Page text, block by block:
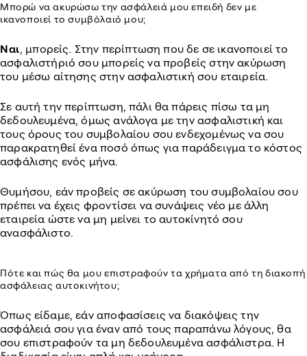
Μπορώ να ακυρώσω την ασφάλειά μου επειδή δεν με
ικανοποιεί το συμβόλαιό μου;
Ναι, μπορείς. Στην περίπτωση που δε σε ικανοποιεί το
ασφαλιστήριό σου μπορείς να προβείς στην ακύρωση
του μέσω αίτησης στην ασφαλιστική σου εταιρεία.
Σε αυτή την περίπτωση, πάλι θα πάρεις πίσω τα μη
δεδουλευμένα, όμως ανάλογα με την ασφαλιστική και
τους όρους του συμβολαίου σου ενδεχομένως να σου
παρακρατηθεί ένα ποσό όπως για παράδειγμα το κόστος
ασφάλισης ενός μήνα.
Θυμήσου, εάν προβείς σε ακύρωση του συμβολαίου σου
πρέπει να έχεις φροντίσει να συνάψεις νέο με άλλη
εταιρεία ώστε να μη μείνει το αυτοκίνητό σου
ανασφάλιστο.
Πότε και πώς θα μου επιστραφούν τα χρήματα από τη διακοπή
ασφάλειας αυτοκινήτου;
Όπως είδαμε, εάν αποφασίσεις να διακόψεις την
ασφάλειά σου για έναν από τους παραπάνω λόγους, θα
σου επιστραφούν τα μη δεδουλευμένα ασφάλιστρα. Η